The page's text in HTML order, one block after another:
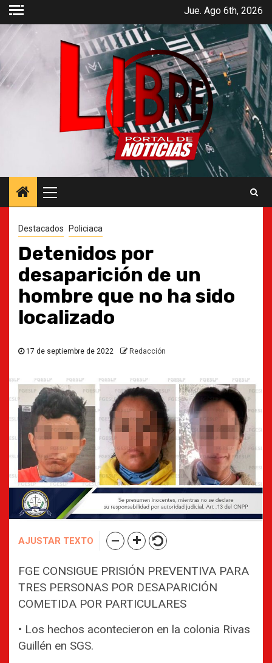
Saltar
contenido
Jue. Ago 6th, 2026
principal
Destacados Policiaca
Detenidos por
desaparición de un
hombre que no ha sido
localizado
17 de septiembre de 2022 Redacción
AJUSTAR TEXTO
FGE CONSIGUE PRISIÓN PREVENTIVA PARA
TRES PERSONAS POR DESAPARICIÓN
COMETIDA POR PARTICULARES
• Los hechos acontecieron en la colonia Rivas
Guillén en SGS.